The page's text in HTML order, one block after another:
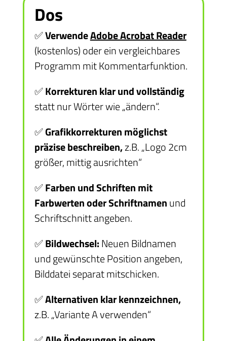
Dos
✅VerwendeAdobe Acrobat Reader
(kostenlos) oder ein vergleichbares
Programm mit Kommentarfunktion.
✅Korrekturen klar und vollständig
statt nur Wörter wie „ändern“.
✅Grafikkorrekturen möglichst
präzise beschreiben,z.B. „Logo 2cm
größer, mittig ausrichten“
✅Farben und Schriften mit
Farbwerten oder Schriftnamenund
Schriftschnitt angeben.
✅Bildwechsel:Neuen Bildnamen
und gewünschte Position angeben,
Bilddatei separat mitschicken.
✅Alternativen klar kennzeichnen,
z.B. „Variante A verwenden“